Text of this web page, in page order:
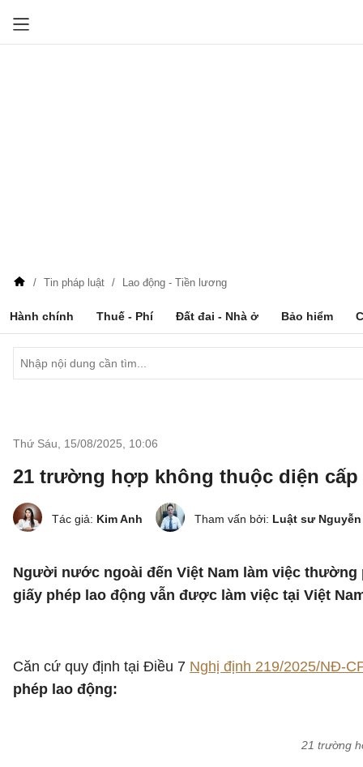
Tin pháp luật Lao động - Tiền lương
Hành chính Thuế - Phí Đất đai - Nhà ở Bảo hiểm
Thứ Sáu, 15/08/2025 10:06
21 trường hợp không thuộc diện cấp
Tác giả: Kim Anh Tham vấn bởi: Luật sư
Người nước ngoài đến Việt Nam làm việc
giấy phép lao động vẫn được làm việc tại Việt
Căn cứ quy định tại Điều 7 Nghị định 219/2025/NĐ-
phép lao động:
21 trường